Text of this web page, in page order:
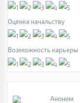
Оценка начальству
Возможность карьеры
Аноним